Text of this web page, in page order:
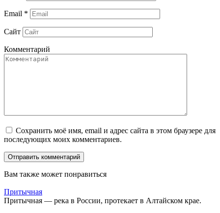
Email *
Сайт
Комментарий
Сохранить моё имя, email и адрес сайта в этом браузере для
последующих моих комментариев.
Вам также может понравиться
Притычная
Притычная — река в России, протекает в Алтайском крае.